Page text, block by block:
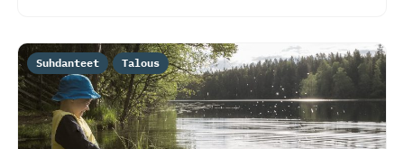
Suhdanteet Talous